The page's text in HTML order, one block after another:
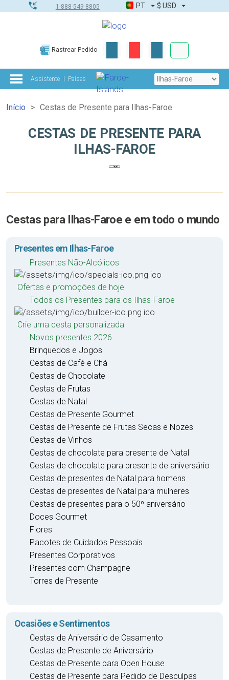
1-888-549-8805 PT $ USD
Rastrear Pedido
Assistente Países
Início Cestas de Presente para Ilhas-Faroe
CESTAS DE PRESENTE PARA
ILHAS-FAROE
Cestas para Ilhas-Faroe e em todo o mundo
Presentes em Ilhas-Faroe
Presentes Não-Alcólicos
Ofertas e promoções de hoje
Todos os Presentes para os Ilhas-Faroe
Crie uma cesta personalizada
Novos presentes 2026
Brinquedos e Jogos
Cestas de Café e Chá
Cestas de Chocolate
Cestas de Frutas
Cestas de Natal
Cestas de Presente Gourmet
Cestas de Presente de Frutas Secas e Nozes
Cestas de Vinhos
Cestas de chocolate para presente de Natal
Cestas de chocolate para presente de aniversário
Cestas de presentes de Natal para homens
Cestas de presentes de Natal para mulheres
Cestas de presentes para o 50º aniversário
Doces Gourmet
Flores
Pacotes de Cuidados Pessoais
Presentes Corporativos
Presentes com Champagne
Torres de Presente
Ocasiões e Sentimentos
Cestas de Aniversário de Casamento
Cestas de Presente de Aniversário
Cestas de Presente para Open House
Cestas de Presente para Pedido de Desculpas